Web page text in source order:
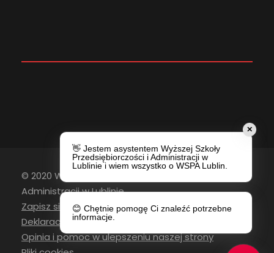
© 2020 Wyższa Szkoła Przedsiębiorczości i
Administracji w Lublinie
Zapisz się do newslettera
Deklaracja Dostępności
Opinia i pomoc w ulepszeniu naszej strony
✕
👋 Jestem asystentem Wyższej Szkoły
Przedsiębiorczości i Administracji w
Lublinie i wiem wszystko o WSPA Lublin.
😊 Chętnie pomogę Ci znaleźć potrzebne
informacje.